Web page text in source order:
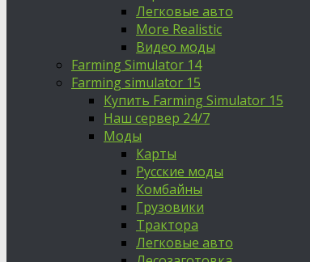
Легковые авто
More Realistic
Видео моды
Farming Simulator 14
Farming simulator 15
Купить Farming Simulator 15
Наш сервер 24/7
Моды
Карты
Русские моды
Комбайны
Грузовики
Трактора
Легковые авто